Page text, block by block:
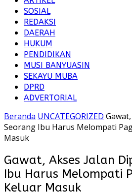
SOSIAL
REDAKSI
DAERAH
HUKUM
PENDIDIKAN
MUSI BANYUASIN
SEKAYU MUBA
DPRD
ADVERTORIAL
Beranda UNCATEGORIZED
Seorang Ibu Harus Melompati
Masuk
Gawat, Akses Jalan
Ibu Harus Melompati
Keluar Masuk